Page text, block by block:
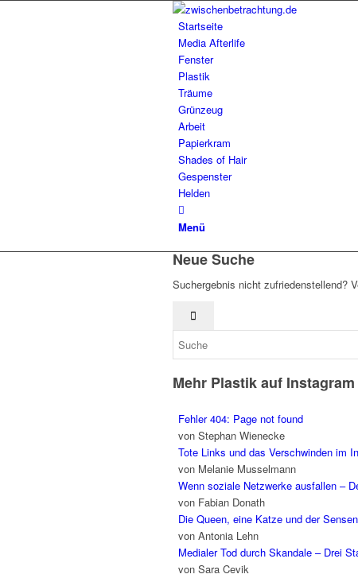
Startseite
Media Afterlife
Fenster
Plastik
Träume
Grünzeug
Arbeit
Papierkram
Shades of Hair
Gespenster
Helden
Menü
Neue Suche
Suchergebnis nicht zufriedenstellend?
Mehr Plastik auf Instagram
Fehler 404: Page not found
von Stephan Wienecke
Tote Links und das Verschwinden im
von Melanie Musselmann
Wenn soziale Netzwerke ausfallen –
von Fabian Donath
Die Queen, eine Katze und der
von Antonia Lehn
Medialer Tod durch Skandale – Drei
von Sara Cevik